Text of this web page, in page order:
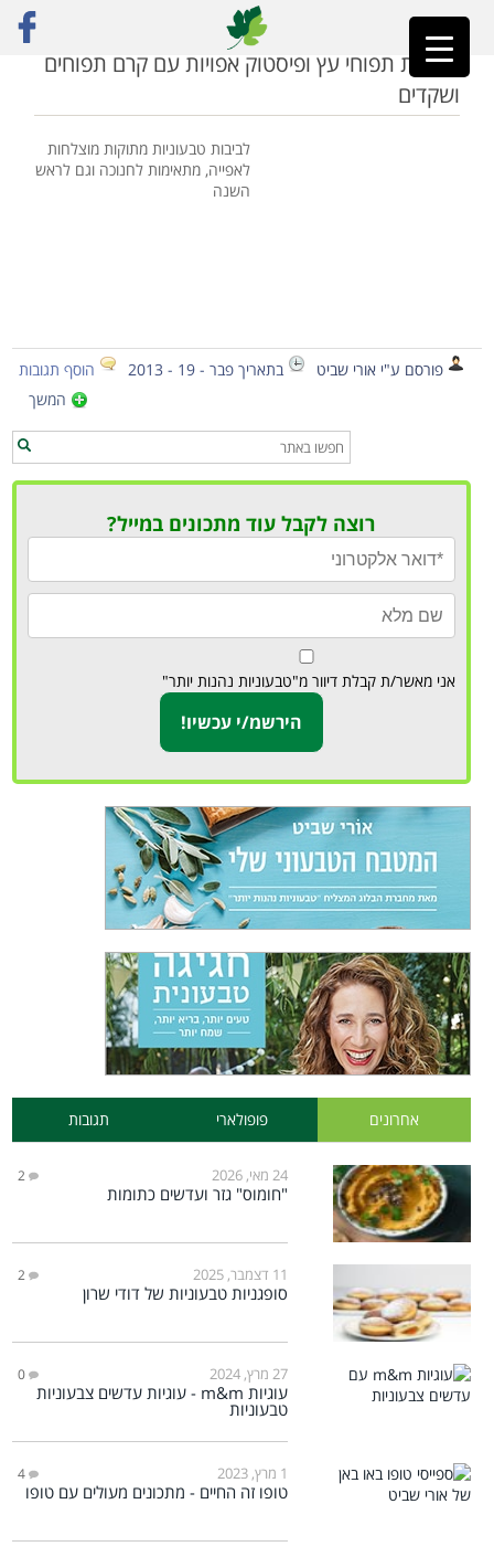
ראשי»לביבות אפויות
לביבות תפוחי עץ ופיסטוק אפויות עם קרם תפוחים
ושקדים
לביבות טבעוניות מתוקות מוצלחות
לאפייה, מתאימות לחנוכה וגם לראש
השנה
פורסם ע"י אורי שביט בתאריך פבר - 19 - 2013
הוסף תגובות
המשך
רוצה לקבל עוד מתכונים במייל?
אני מאשר/ת קבלת דיוור מ"טבעוניות נהנות יותר"
אחרונים פופולארי תגובות
24 מאי, 2026 2
"חומוס" גזר ועדשים כתומות
11 דצמבר, 2025 2
סופגניות טבעוניות של דודי שרון
27 מרץ, 2024 0
עוגיות m&m - עוגיות עדשים צבעוניות
טבעוניות
1 מרץ, 2023 4
טופו זה החיים - מתכונים מעולים עם טופו